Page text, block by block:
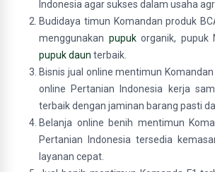
Indonesia agar sukses dalam usaha
Budidaya timun Komandan produk
menggunakan pupukorganik, pupuk
pupuk daun terbaik.
Bisnis jual online mentimun
online Pertanian Indonesia kerja
terbaik dengan jaminan barang pasti
Belanja online benih mentimun
Pertanian Indonesia tersedia
layanan cepat.